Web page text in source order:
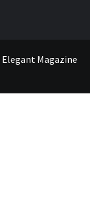
Elegant Magazine